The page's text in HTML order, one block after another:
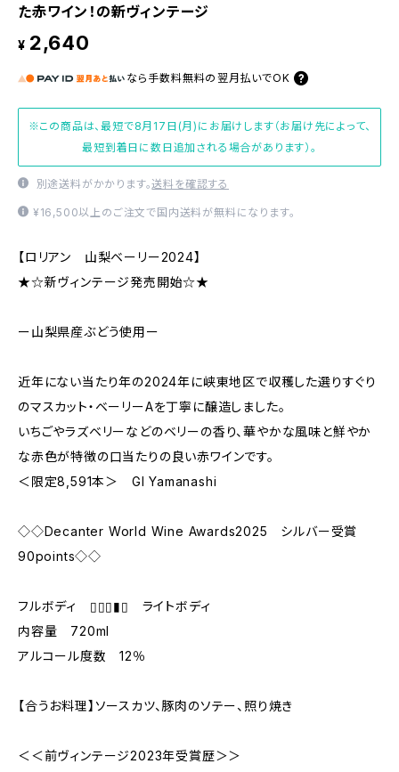
た赤ワイン！の新ヴィンテージ
¥ 2,640
なら 手数料無料の 翌月払いでOK
※この商品は、最短で8月17日(月)にお届けします（お届け先によって、
最短到着日に数日追加される場合があります）。
別途送料がかかります。送料を確認する
¥16,500以上のご注文で国内送料が無料になります。
【ロリアン 山梨ベーリー2024】
★☆新ヴィンテージ発売開始☆★
ー山梨県産ぶどう使用ー
近年にない当たり年の2024年に峡東地区で収穫した選りすぐり
のマスカット・ベーリーAを丁寧に醸造しました。
いちごやラズベリーなどのベリーの香り、華やかな風味と鮮やか
な赤色が特徴の口当たりの良い赤ワインです。
＜限定8,591本＞ GI Yamanashi
◇◇Decanter World Wine Awards2025 シルバー受賞
90points◇◇
フルボディ ▯▯▯▮▯ ライトボディ
内容量 720ml
アルコール度数 12％
【合うお料理】ソースカツ、豚肉のソテー、照り焼き
＜＜前ヴィンテージ2023年受賞歴＞＞